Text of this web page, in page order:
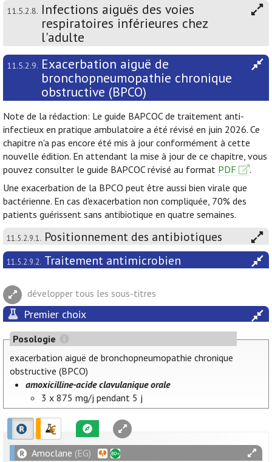
11.5.2.8. Infections aiguës des voies
respiratoires inférieures chez
l'adulte
11.5.2.9. Exacerbation aiguë de
bronchopneumopathie chronique
obstructive (BPCO)
Note de la rédaction: Le guide BAPCOC de traitement anti-
infectieux en pratique ambulatoire a été révisé en juin 2026. Ce
chapitre n'a pas encore été mis à jour conformément à cette
nouvelle édition. En attendant la mise à jour de ce chapitre, vous
pouvez consulter le guide BAPCOC révisé au format PDF
.
Une exacerbation de la BPCO peut être aussi bien virale que
bactérienne. En cas d'exacerbation non compliquée, 70% des
patients guérissent sans antibiotique en quatre semaines.
11.5.2.9.1. Positionnement des antibiotiques
11.5.2.9.2. Traitement antimicrobien
développer tous les sous-titres
Premier choix
Posologie
exacerbation aiguë de bronchopneumopathie chronique
obstructive (BPCO)
amoxicilline-acide clavulanique orale
3 x 875 mg/j pendant 5 j
Amoclane (EG)